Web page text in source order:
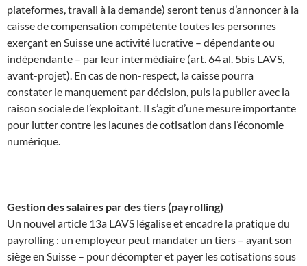
plateformes, travail à la demande) seront tenus d’annoncer à la
caisse de compensation compétente toutes les personnes
exerçant en Suisse une activité lucrative – dépendante ou
indépendante – par leur intermédiaire (art. 64 al. 5bis LAVS,
avant-projet). En cas de non-respect, la caisse pourra
constater le manquement par décision, puis la publier avec la
raison sociale de l’exploitant. Il s’agit d’une mesure importante
pour lutter contre les lacunes de cotisation dans l’économie
numérique.
Gestion des salaires par des tiers (payrolling)
Un nouvel article 13a LAVS légalise et encadre la pratique du
payrolling : un employeur peut mandater un tiers – ayant son
siège en Suisse – pour décompter et payer les cotisations sous